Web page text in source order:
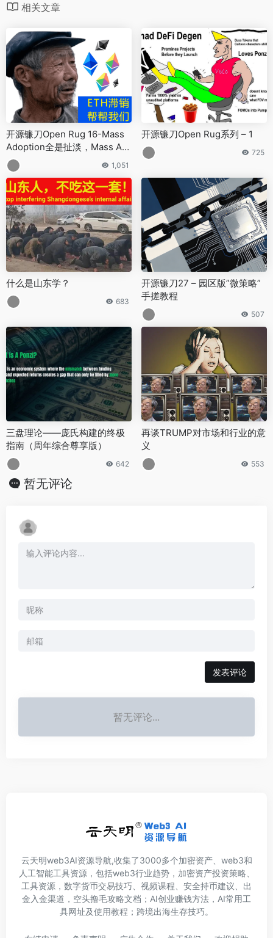
相关文章
开源镰刀Open Rug 16-Mass
Adoption全是扯淡，Mass Ad
mission才是真理
1,051
开源镰刀Open Rug系列 – 1
725
什么是山东学？
683
开源镰刀27 – 园区版”微策略”
手搓教程
507
三盘理论——庞氏构建的终极
指南（周年综合尊享版）
642
再谈TRUMP对市场和行业的意
义
553
暂无评论
发表评论
暂无评论...
云天明web3AI资源导航,收集了3000多个加密资产、web3和
人工智能工具资源，包括web3行业趋势，加密资产投资策略、
工具资源，数字货币交易技巧、视频课程、安全持币建议、出
金入金渠道，空头撸毛攻略文档；AI创业赚钱方法，AI常用工
具网址及使用教程；跨境出海生存技巧。